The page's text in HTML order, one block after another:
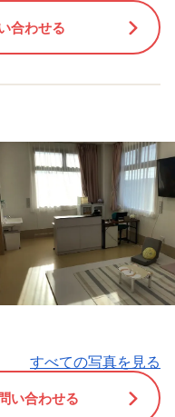
合わせる
すべての写真を見る
い合わせる